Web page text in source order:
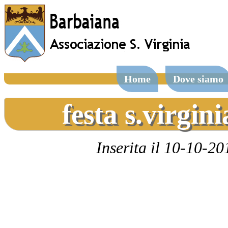
Home Dove siamo
festa
Inserita il 10-10-